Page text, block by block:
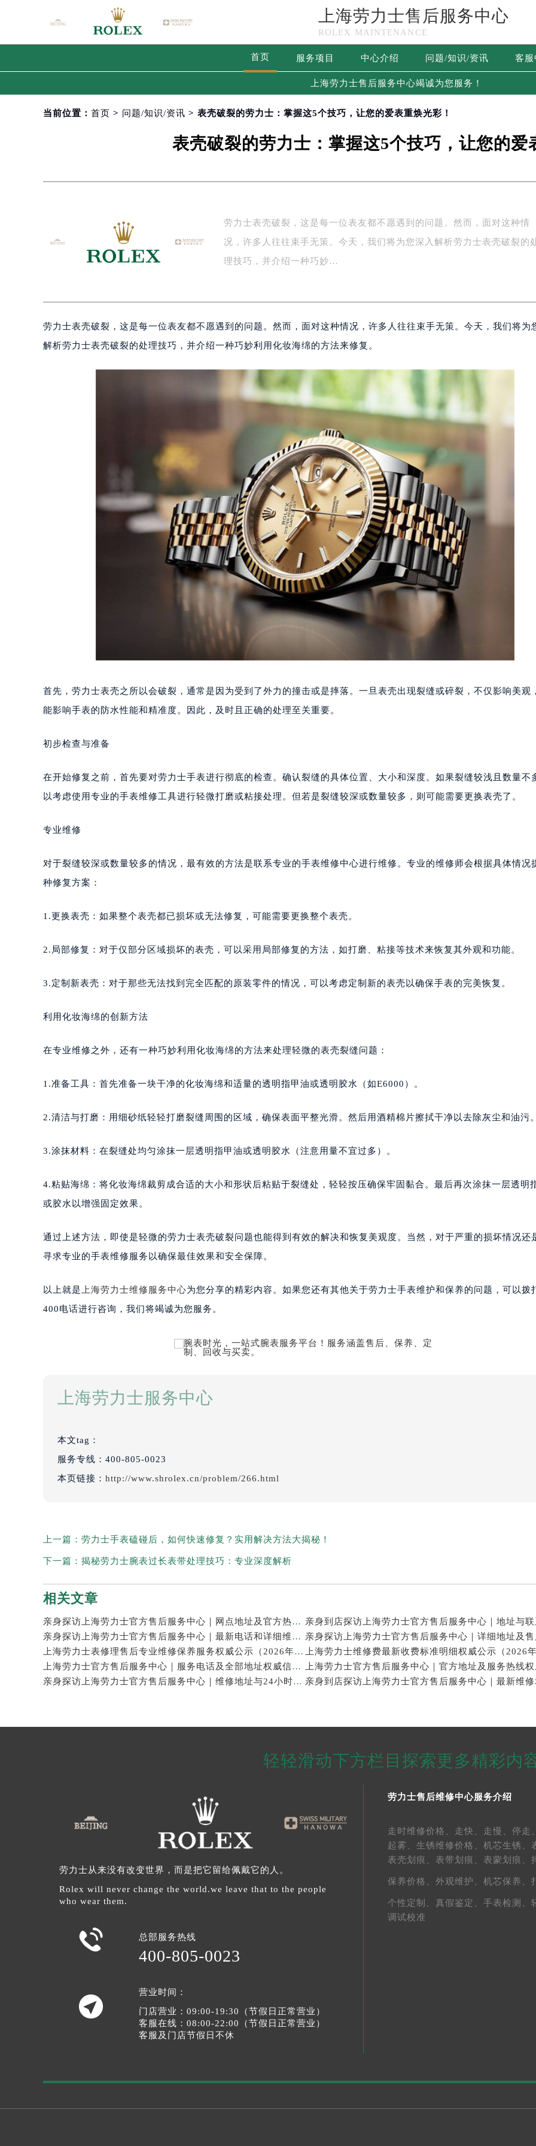
上海劳力士售后服务中心
ROLEX MAINTENANCE
首页 服务项目 中心介绍 问题/知识/资讯 客服
上海劳力士售后服务中心竭诚为您服务！
当前位置： 首页 > 问题/知识/资讯 > 表壳破裂的劳力士：掌握这5个技巧，让您的爱表重焕光彩！
表壳破裂的劳力士：掌握这5个技巧，让您的爱
劳力士表壳破裂，这是每一位表友都不愿遇到的问题。然而，面对这种情
况，许多人往往束手无策。今天，我们将为您深入解析劳力士表壳破裂的
理技巧，并介绍一种巧妙…
劳力士表壳破裂，这是每一位表友都不愿遇到的问题。然而，面对这种情况，许多人往往束手无策。今天，我们将为
解析劳力士表壳破裂的处理技巧，并介绍一种巧妙利用化妆海绵的方法来修复。
首先，劳力士表壳之所以会破裂，通常是因为受到了外力的撞击或是摔落。一旦表壳出现裂缝或碎裂，不仅影响美观
能影响手表的防水性能和精准度。因此，及时且正确的处理至关重要。
初步检查与准备
在开始修复之前，首先要对劳力士手表进行彻底的检查。确认裂缝的具体位置、大小和深度。如果裂缝较浅且数量不
以考虑使用专业的手表维修工具进行轻微打磨或粘接处理。但若是裂缝较深或数量较多，则可能需要更换表壳了。
专业维修
对于裂缝较深或数量较多的情况，最有效的方法是联系专业的手表维修中心进行维修。专业的维修师会根据具体情况
种修复方案：
1.更换表壳：如果整个表壳都已损坏或无法修复，可能需要更换整个表壳。
2.局部修复：对于仅部分区域损坏的表壳，可以采用局部修复的方法，如打磨、粘接等技术来恢复其外观和功能。
3.定制新表壳：对于那些无法找到完全匹配的原装零件的情况，可以考虑定制新的表壳以确保手表的完美恢复。
利用化妆海绵的创新方法
在专业维修之外，还有一种巧妙利用化妆海绵的方法来处理轻微的表壳裂缝问题：
1.准备工具：首先准备一块干净的化妆海绵和适量的透明指甲油或透明胶水（如E6000）。
2.清洁与打磨：用细砂纸轻轻打磨裂缝周围的区域，确保表面平整光滑。然后用酒精棉片擦拭干净以去除灰尘和油污
3.涂抹材料：在裂缝处均匀涂抹一层透明指甲油或透明胶水（注意用量不宜过多）。
4.粘贴海绵：将化妆海绵裁剪成合适的大小和形状后粘贴于裂缝处，轻轻按压确保牢固黏合。最后再次涂抹一层透明
或胶水以增强固定效果。
通过上述方法，即使是轻微的劳力士表壳破裂问题也能得到有效的解决和恢复美观度。当然，对于严重的损坏情况还
寻求专业的手表维修服务以确保最佳效果和安全保障。
以上就是 上海劳力士维修服务中心为您分享的精彩内容。如果您还有其他关于劳力士手表维护和保养的问题，可以拨
400电话进行咨询，我们将竭诚为您服务。
上海劳力士服务中心
本文tag：
服务专线： 400-805-0023
本页链接： http://www.shrolex.cn/problem/266.html
上一篇： 劳力士手表磕碰后，如何快速修复？实用解决方法大揭秘！
下一篇： 揭秘劳力士腕表过长表带处理技巧：专业深度解析
相关文章
亲身探访上海劳力士官方售后服务中心｜网点地址及官方热线（2026年7月最新）
亲身探访上海劳力士官方售后服务中心｜最新电话和详细维修地址（2026年7月最新）
上海劳力士表修理售后专业维修保养服务权威公示（2026年7月最新）
上海劳力士官方售后服务中心｜服务电话及全部地址权威信息公示（2026年7月最新）
亲身探访上海劳力士官方售后服务中心｜维修地址与24小时服务电话（2026年7月最新）
轻轻滑动下方栏目探索更多精彩内
劳力士从来没有改变世界，而是把它留给佩戴它的人。
Rolex will never change the world.we leave that to the people
who wear them.
 总部服务热线
400-805-0023

营业时间：
门店营业：09:00-19:30（节假日正常营业）
客服在线：08:00-22:00（节假日正常营业）
客服及门店节假日不休
劳力士售后维修中心服务介绍
走时维修价格、 走快、 走慢、 停走
起雾、 生锈维修价格、 机芯生锈、
表壳划痕、 表带划痕、 表蒙划痕、
保养价格、 外观维护、 机芯保养、
个性定制、 真假鉴定、 手表检测、
调试校准